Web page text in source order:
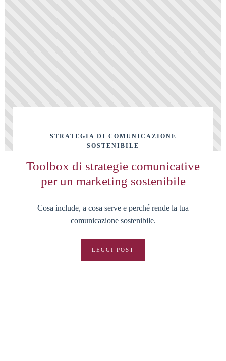
STRATEGIA DI COMUNICAZIONE
SOSTENIBILE
Toolbox di strategie comunicative
per un marketing sostenibile
Cosa include, a cosa serve e perché rende la tua
comunicazione sostenibile.
LEGGI POST